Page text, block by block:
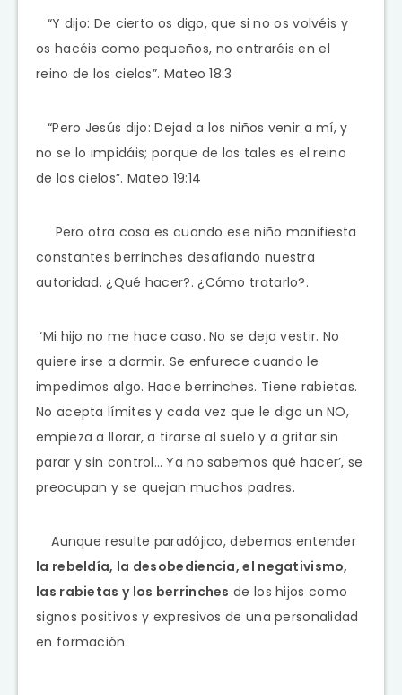
“Y dijo: De cierto os digo, que si no os volvéis y
os hacéis como pequeños, no entraréis en el
reino de los cielos”. Mateo 18:3
“Pero Jesús dijo: Dejad a los niños venir a mí, y
no se lo impidáis; porque de los tales es el reino
de los cielos”. Mateo 19:14
Pero otra cosa es cuando ese niño manifiesta
constantes berrinches desafiando nuestra
autoridad. ¿Qué hacer?. ¿Cómo tratarlo?.
‘Mi hijo no me hace caso. No se deja vestir. No
quiere irse a dormir. Se enfurece cuando le
impedimos algo. Hace berrinches. Tiene rabietas.
No acepta límites y cada vez que le digo un NO,
empieza a llorar, a tirarse al suelo y a gritar sin
parar y sin control… Ya no sabemos qué hacer’, se
preocupan y se quejan muchos padres.
Aunque resulte paradójico, debemos entender
la rebeldía, la desobediencia, el negativismo,
las rabietas y los berrinches de los hijos como
signos positivos y expresivos de una personalidad
en formación.